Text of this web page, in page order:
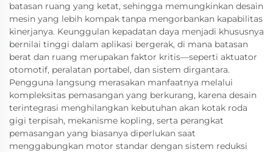
batasan ruang yang ketat, sehingga memungkinkan desain
mesin yang lebih kompak tanpa mengorbankan kapabilitas
kinerjanya. Keunggulan kepadatan daya menjadi khususnya
bernilai tinggi dalam aplikasi bergerak, di mana batasan
berat dan ruang merupakan faktor kritis—seperti aktuator
otomotif, peralatan portabel, dan sistem dirgantara.
Pengguna langsung merasakan manfaatnya melalui
kompleksitas pemasangan yang berkurang, karena desain
terintegrasi menghilangkan kebutuhan akan kotak roda
gigi terpisah, mekanisme kopling, serta perangkat
pemasangan yang biasanya diperlukan saat
menggabungkan motor standar dengan sistem reduksi